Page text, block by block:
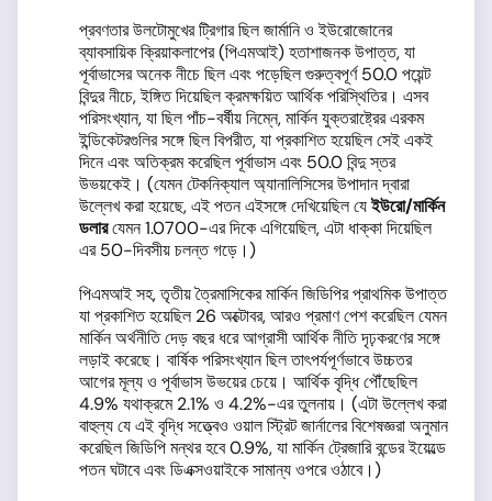
প্রবণতার উলটোমুখের ট্রিগার ছিল জার্মানি ও ইউরোজোনের
ব্যাবসায়িক ক্রিয়াকলাপের (পিএমআই) হতাশাজনক উপাত্ত, যা
পূর্বাভাসের অনেক নীচে ছিল এবং পড়েছিল গুরুত্বপূর্ণ 50.0 পয়েন্ট
বিন্দুর নীচে, ইঙ্গিত দিয়েছিল ক্রমক্ষয়িত আর্থিক পরিস্থিতির। এসব
পরিসংখ্যান, যা ছিল পাঁচ-বর্ষীয় নিম্নে, মার্কিন যুক্তরাষ্ট্রের এরকম
ইন্ডিকেটরগুলির সঙ্গে ছিল বিপরীত, যা প্রকাশিত হয়েছিল সেই একই
দিনে এবং অতিক্রম করেছিল পূর্বাভাস এবং 50.0 বিন্দু স্তর
উভয়কেই। (যেমন টেকনিক্যাল অ্যানালিসিসের উপাদান দ্বারা
উল্লেখ করা হয়েছে, এই পতন এইসঙ্গে দেখিয়েছিল যেইউরো/মার্কিন
ডলারযেমন 1.0700-এর দিকে এগিয়েছিল, এটা ধাক্কা দিয়েছিল
এর 50-দিবসীয় চলন্ত গড়ে।)
পিএমআই সহ, তৃতীয় ত্রৈমাসিকের মার্কিন জিডিপির প্রাথমিক উপাত্ত
যা প্রকাশিত হয়েছিল 26 অক্টোবর, আরও প্রমাণ পেশ করেছিল যেমন
মার্কিন অর্থনীতি দেড় বছর ধরে আগ্রাসী আর্থিক নীতি দৃঢ়করণের সঙ্গে
লড়াই করেছে। বার্ষিক পরিসংখ্যান ছিল তাৎপর্যপূর্ণভাবে উচ্চতর
আগের মূল্য ও পূর্বাভাস উভয়ের চেয়ে। আর্থিক বৃদ্ধি পৌঁছেছিল
4.9% যথাক্রমে 2.1% ও 4.2%-এর তুলনায়। (এটা উল্লেখ করা
বাহুল্য যে এই বৃদ্ধি সত্ত্বেও ওয়াল স্ট্রিট জার্নালের বিশেষজ্ঞরা অনুমান
করেছিল জিডিপি মন্থর হবে 0.9%, যা মার্কিন ট্রেজারি বন্ডের ইয়েল্ডে
পতন ঘটাবে এবং ডিএক্সওয়াইকে সামান্য ওপরে ওঠাবে।)